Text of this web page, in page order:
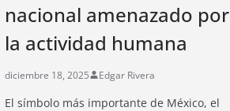
nacional amenazado por
la actividad humana
diciembre 18, 2025 Edgar Rivera
El símbolo más importante de México, el